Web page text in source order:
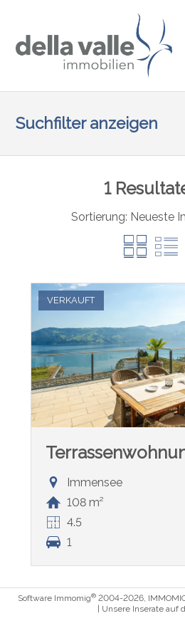
Suchfilter anzeigen
1
Sortierung: Neueste
VERKAUFT
Immensee
108 m²
4.5
1
Software Immomig® 2004-2026,
| Unsere Inserate auf